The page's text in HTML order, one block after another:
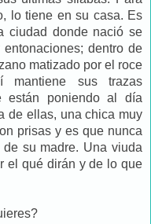
lo tiene en su casa. Es
ciudad donde nació se
dentro de
matizado por el roce
sus trazas
están poniendo al día
de ellas, una chica muy
prisas y es que nunca
su madre. Una viuda
el qué dirán y de lo que